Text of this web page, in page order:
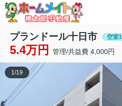
プランドール十日市 空室1
5.4万円 管理/共益費 4,000円
1/19